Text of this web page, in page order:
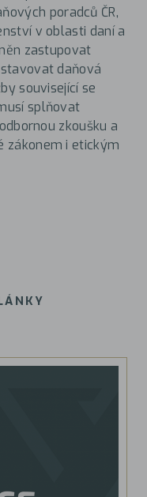
poradců ČR,
v oblasti daní a
zastupovat
daňová
související se
splňovat
zkoušku a
zákonem i etickým